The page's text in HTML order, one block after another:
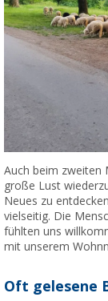
Auch beim zweiten
große Lust
Neues zu
vielseitig. Die
fühlten uns
mit unserem
Oft gelesene